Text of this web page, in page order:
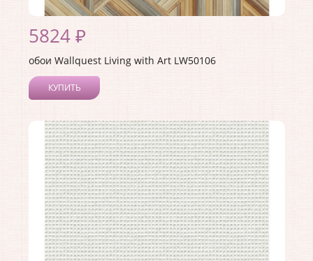
5824 ₽
обои Wallquest Living with Art LW50106
КУПИТЬ
Коллекция:Living with Art
Длина рулона:8.23
Ширина рулона:0.68
Материал покрытия:Акриловое
Страна:США
Материал основы:Бумага
Раппорт:60